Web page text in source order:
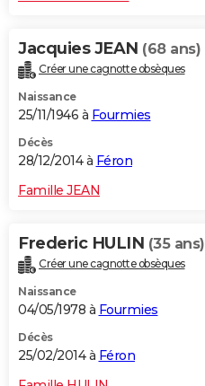
Jacquies JEAN (68 ans)
Créer une cagnotte obsèques
Naissance
25/11/1946 à Fourmies
Décès
28/12/2014 à Féron
Famille JEAN
Frederic HULIN (35 ans)
Créer une cagnotte obsèques
Naissance
04/05/1978 à Fourmies
Décès
25/02/2014 à Féron